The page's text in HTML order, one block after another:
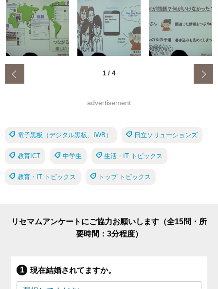
1 / 4
advertisement
電子黒板（デジタル黒板、IWB） 日立ソリューションズ
教育ICT 中学生 生活・IT トピックス
教育・IT トピックス トップ トピックス
リセマムアンケートにご協力お願いします（全15問・所
要時間：3分程度）
現在結婚されてますか。